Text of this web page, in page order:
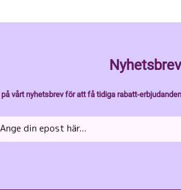
Nyhetsbrev
på vårt nyhetsbrev för att få tidiga rabatt-